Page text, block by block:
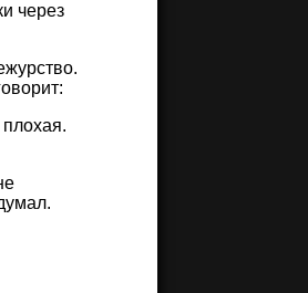
через